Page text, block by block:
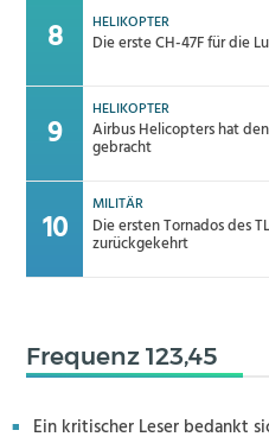
HELIKOPTER
Die erste CH-47F für die
HELIKOPTER
Airbus Helicopters hat
gebracht
MILITÄR
Die ersten Tornados des
zurückgekehrt
Frequenz 123,45
Ein kritischer Leser bedankt